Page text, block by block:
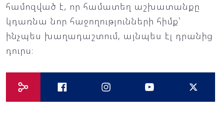
համոզված է, որ համատեղ աշխատանքը
կդառնա նոր հաջողությունների հիմք՝
ինչպես խաղադաշտում, այնպես էլ դրանից
դուրս։